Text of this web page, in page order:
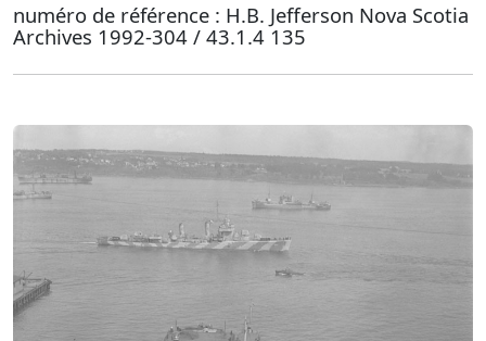
numéro de référence : H.B. Jefferson Nova Scotia
Archives 1992-304 / 43.1.4 135